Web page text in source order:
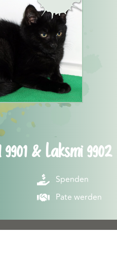
& Laksmi 9902
Spenden
Pate werden